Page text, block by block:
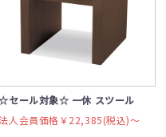
セール対象☆ 一休 スツール
人会員価格￥22,385(税込)〜